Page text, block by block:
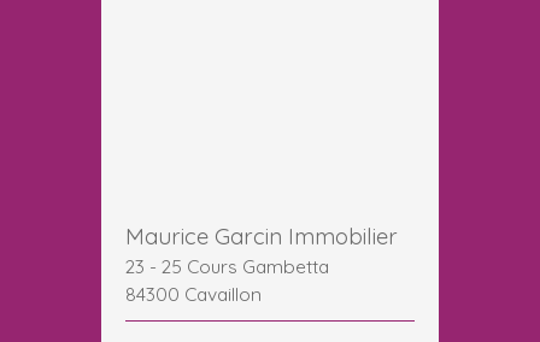
Maurice Garcin Immobilier
23 - 25 Cours Gambetta
84300 Cavaillon